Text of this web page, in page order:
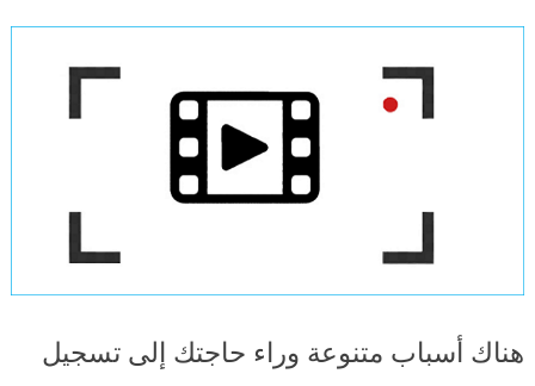
هناك أسباب متنوعة وراء حاجتك إلى تسجيل